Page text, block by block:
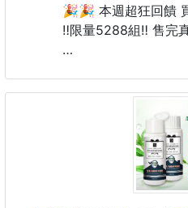
● 噴出有霧 細膩均
● 用時輕輕一噴 即
● 食品級食材 健康
● 健康生活 從控油
● 專業噴油壺 更省
● 您的廚房好幫手 ●
● 耐腐蝕 高穩定性
● 可盛裝任何液體
🎉🎉 本週超狂回饋
‼️限量5288組‼️ 售完
這瓶真的很多人一噴
☀️ 360°噴霧設計
背後也能輕鬆補噴超